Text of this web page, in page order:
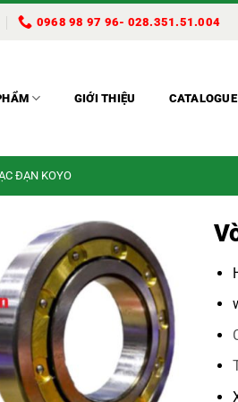
0968 98 97 96- 028.351.51.004
GIỚI THIỆU CATALOGUE
ĐẠN KOYO